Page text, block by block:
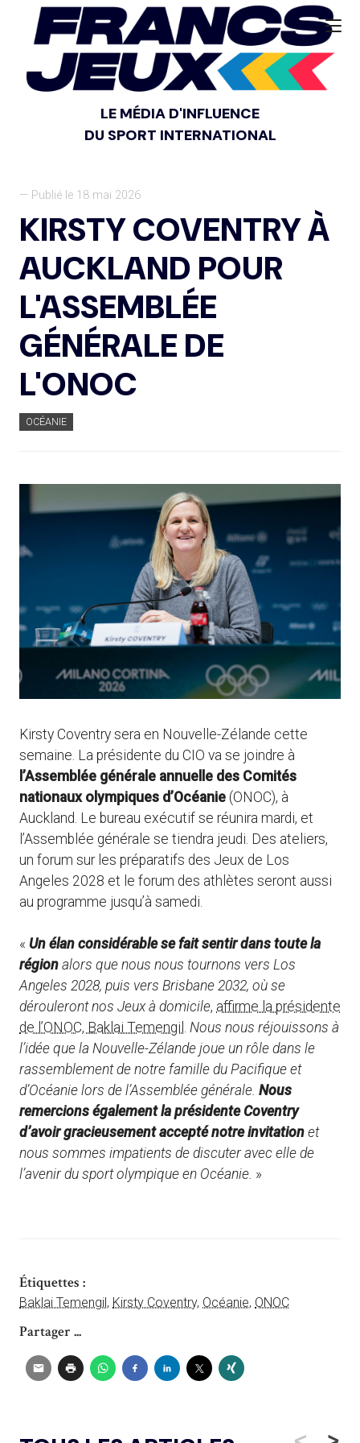
LE MÉDIA D'INFLUENCE
DU SPORT INTERNATIONAL
— Publié le 18 mai 2026
KIRSTY COVENTRY À
AUCKLAND POUR
L'ASSEMBLÉE
GÉNÉRALE DE
L'ONOC
OCÉANIE
Kirsty Coventry sera en Nouvelle-Zélande cette
semaine. La présidente du CIO va se joindre à
l’Assemblée générale annuelle des Comités
nationaux olympiques d’Océanie (ONOC), à
Auckland. Le bureau exécutif se réunira mardi, et
l’Assemblée générale se tiendra jeudi. Des ateliers,
un forum sur les préparatifs des Jeux de Los
Angeles 2028 et le forum des athlètes seront aussi
au programme jusqu’à samedi.
« Un élan considérable se fait sentir dans toute la
région alors que nous nous tournons vers Los
Angeles 2028, puis vers Brisbane 2032, où se
dérouleront nos Jeux à domicile, affirme la présidente
de l’ONOC, Baklai Temengil . Nous nous réjouissons à
l’idée que la Nouvelle-Zélande joue un rôle dans le
rassemblement de notre famille du Pacifique et
d’Océanie lors de l’Assemblée générale. Nous
remercions également la présidente Coventry
d’avoir gracieusement accepté notre invitation et
nous sommes impatients de discuter avec elle de
l’avenir du sport olympique en Océanie. »
Étiquettes :
Baklai Temengil, Kirsty Coventry, Océanie, ONOC
Partager ...